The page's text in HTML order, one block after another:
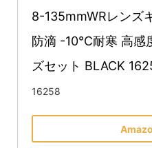
8-135mmWRレンズ
防滴 -10℃耐寒 高感
ズセット BLACK
16258